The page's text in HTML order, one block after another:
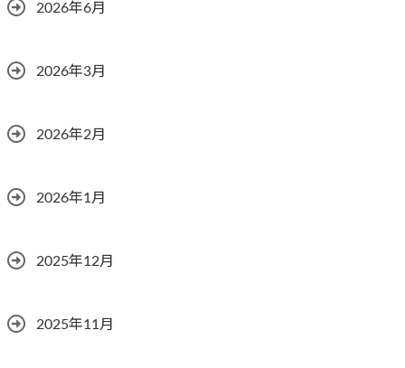
2026年6月
2026年3月
2026年2月
2026年1月
2025年12月
2025年11月